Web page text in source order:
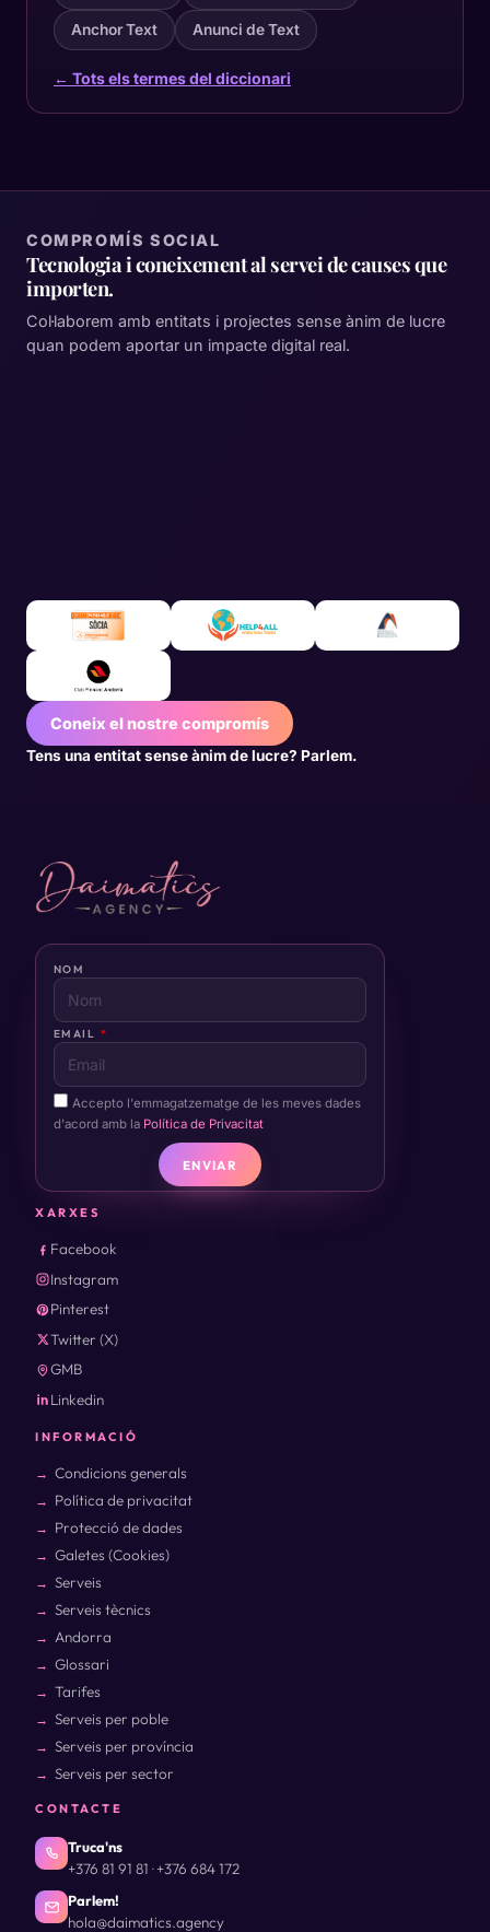
Anchor Text Anunci de Text
← Tots els termes del diccionari
COMPROMÍS SOCIAL
Tecnologia i coneixement al servei de causes que
importen.
Col·laborem amb entitats i projectes sense ànim de lucre
quan podem aportar un impacte digital real.
Coneix el nostre compromís
Tens una entitat sense ànim de lucre? Parlem.
NOM
EMAIL
Accepto l'emmagatzematge de les meves dades
d'acord amb la Política de Privacitat
ENVIAR
XARXES
Facebook
Instagram
Pinterest
Twitter (X)
GMB
Linkedin
INFORMACIÓ
Condicions generals
Política de privacitat
Protecció de dades
Galetes (Cookies)
Serveis
Serveis tècnics
Andorra
Glossari
Tarifes
Serveis per poble
Serveis per província
Serveis per sector
CONTACTE
Truca'ns
+376 81 91 81 ·+376 684 172
Parlem!
hola@daimatics.agency